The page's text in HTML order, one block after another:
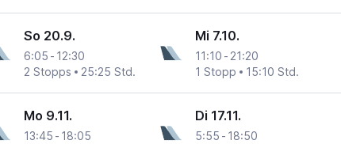
So 20.9.
6:05 - 12:30
2 Stopps
25:25 Std.
Mi 7.10.
11:10 - 21:20
1 Stopp
15:10 Std.
Mo 9.11.
13:45 - 18:05
Di 17.11.
5:55 - 18:50